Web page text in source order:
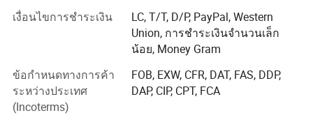
ผลิตภัณฑ์ที่ผลิตออกมาได้มากกว่า 40 ประเทศได้แก่อเมริกา
แคนาดาอาร์เจนตินาเปรูฮังการี ออสเตรีย , เนเธอร์แลนด์ ,
ออสเตรเลีย , อิตาลี , รัสเซีย , อังกฤษโปแลนด์สาธารณรัฐเช็ก
เยอรมนีบราซิล นอร์เวย์ซาอุดีอาระเบียตุรกีญี่ปุ่นเกาหลีใต้
ประเทศไทยสิงคโปร์ฯลฯ .. นิทรรศการนี้ได้รับการยกย่อง
อย่างอบอุ่นจากนักท่องเที่ยว
เงื่อนไขการชำระเงิน
LC, T/T, D/P, PayPal, Western
Union, การชำระเงินจำนวนเล็ก
น้อย, Money Gram
ข้อกำหนดทางการค้า
ระหว่างประเทศ
(Incoterms)
FOB, EXW, CFR, DAT, FAS, DDP,
DAP, CIP, CPT, FCA